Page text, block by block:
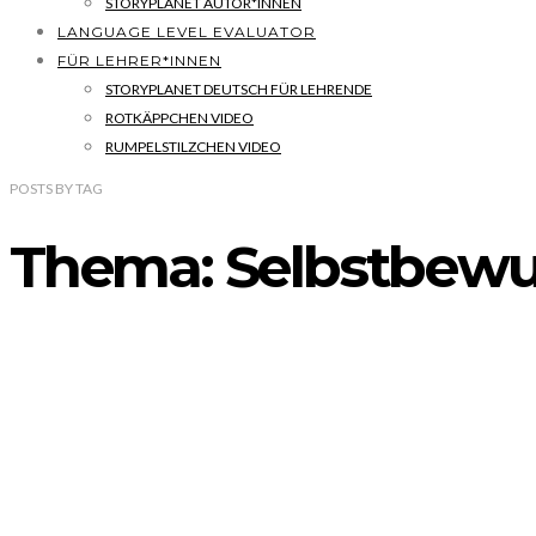
LANGUAGE LEVEL EVALUATOR
FÜR LEHRER*INNEN
STORYPLANET DEUTSCH FÜR LEHRENDE
ROTKÄPPCHEN VIDEO
RUMPELSTILZCHEN VIDEO
POSTS BYTAG
Thema: